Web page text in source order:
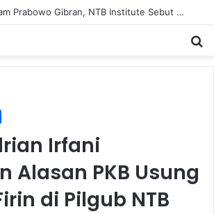
Dukung Program Prabowo Gibran, NTB Institute Sebut MBG dan Kopdes Solusi Percepatan Pembangunan Daerah 3T
Irfani
Alasan PKB Usung
di Pilgub NTB